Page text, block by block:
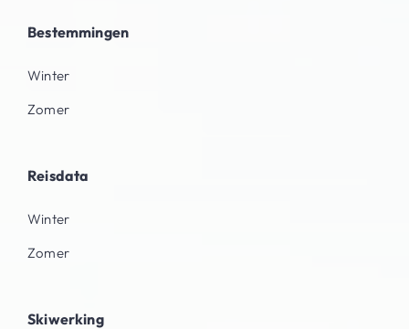
Bestemmingen
Winter
Zomer
Reisdata
Winter
Zomer
Skiwerking